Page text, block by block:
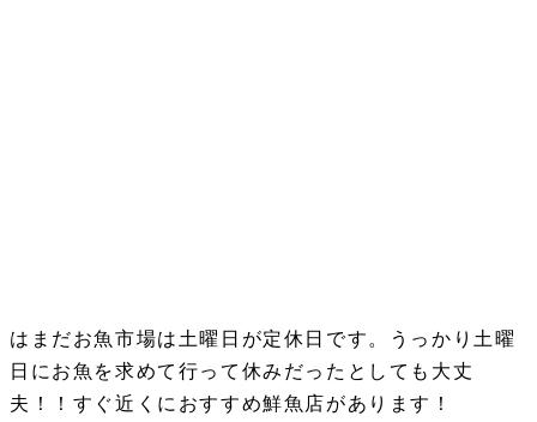
はまだお魚市場は土曜日が定休日です。うっかり土曜
日にお魚を求めて行って休みだったとしても大丈
夫！！すぐ近くにおすすめ鮮魚店があります！